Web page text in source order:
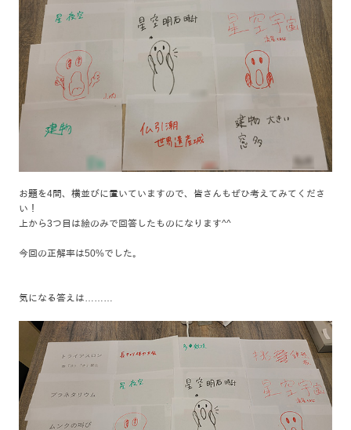
お題を4問、横並びに置いていますので、皆さんもぜひ考えてみてくださ
い！
上から3つ目は絵のみで回答したものになります^^
今回の正解率は50%でした。
気になる答えは………